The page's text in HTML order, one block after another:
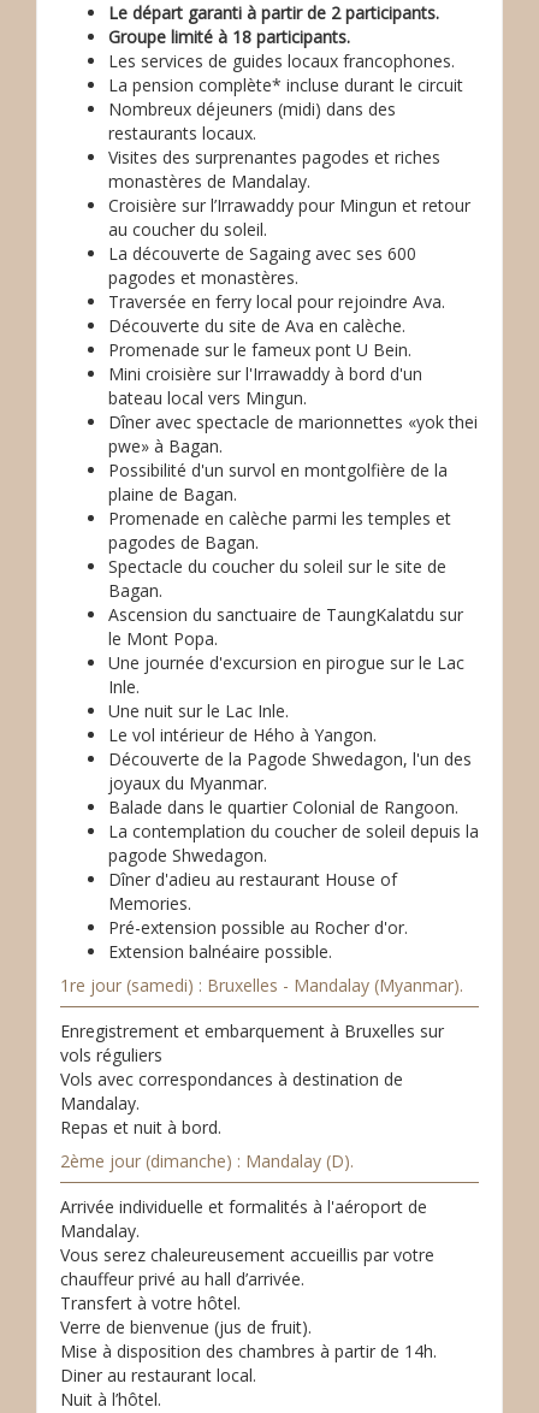
Le départ garanti à partir de 2 participants.
Groupe limité à 18 participants.
Les services de guides locaux francophones.
La pension complète* incluse durant le circuit
Nombreux déjeuners (midi) dans des
restaurants locaux.
Visites des surprenantes pagodes et riches
monastères de Mandalay.
Croisière sur l’Irrawaddy pour Mingun et retour
au coucher du soleil.
La découverte de Sagaing avec ses 600
pagodes et monastères.
Traversée en ferry local pour rejoindre Ava.
Découverte du site de Ava en calèche.
Promenade sur le fameux pont U Bein.
Mini croisière sur l'Irrawaddy à bord d'un
bateau local vers Mingun.
Dîner avec spectacle de marionnettes «yok thei
pwe» à Bagan.
Possibilité d'un survol en montgolfière de la
plaine de Bagan.
Promenade en calèche parmi les temples et
pagodes de Bagan.
Spectacle du coucher du soleil sur le site de
Bagan.
Ascension du sanctuaire de TaungKalatdu sur
le Mont Popa.
Une journée d'excursion en pirogue sur le Lac
Inle.
Une nuit sur le Lac Inle.
Le vol intérieur de Hého à Yangon.
Découverte de la Pagode Shwedagon, l'un des
joyaux du Myanmar.
Balade dans le quartier Colonial de Rangoon.
La contemplation du coucher de soleil depuis la
pagode Shwedagon.
Dîner d'adieu au restaurant House of
Memories.
Pré-extension possible au Rocher d'or.
Extension balnéaire possible.
1re jour (samedi) : Bruxelles - Mandalay (Myanmar).
Enregistrement et embarquement à Bruxelles sur
vols réguliers
Vols avec correspondances à destination de
Mandalay.
Repas et nuit à bord.
2ème jour (dimanche) : Mandalay (D).
Arrivée individuelle et formalités à l'aéroport de
Mandalay.
Vous serez chaleureusement accueillis par votre
chauffeur privé au hall d’arrivée.
Transfert à votre hôtel.
Verre de bienvenue (jus de fruit).
Mise à disposition des chambres à partir de 14h.
Diner au restaurant local.
Nuit à l’hôtel.